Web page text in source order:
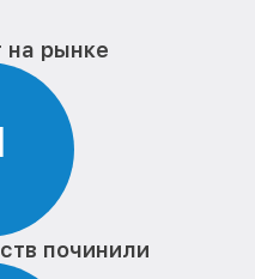
на рынке
починили